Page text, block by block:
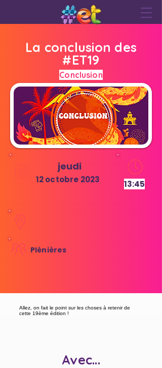
La conclusion des
#ET19
Conclusion
jeudi
12 octobre 2023 13:45
Plénières
Allez, on fait le point sur les choses à retenir de
cette 19ème édition !
Avec...